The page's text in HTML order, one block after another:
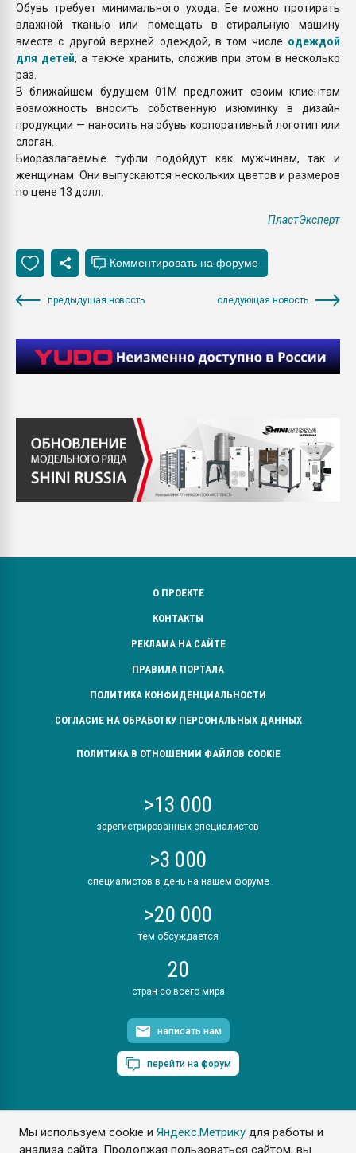
Мы используем cookie иЯндекс.Метрику для работы и
анализа сайта. Продолжая пользоваться сайтом, вы
Обувь требует минимального ухода. Ее можно протирать
влажной тканью или помещать в стиральную машину
вместе с другой верхней одеждой, в том числе одеждой
для детей, а также хранить, сложив при этом в несколько
раз.
В ближайшем будущем 01М предложит своим клиентам
возможность вносить собственную изюминку в дизайн
продукции — наносить на обувь корпоративный логотип или
слоган.
Биоразлагаемые туфли подойдут как мужчинам, так и
женщинам. Они выпускаются нескольких цветов и размеров
по цене 13 долл.
ПластЭксперт
предыдущая новость следующая новость
О ПРОЕКТЕ
КОНТАКТЫ
РЕКЛАМА НА САЙТЕ
ПРАВИЛА ПОРТАЛА
ПОЛИТИКА КОНФИДЕНЦИАЛЬНОСТИ
СОГЛАСИЕ НА ОБРАБОТКУ ПЕРСОНАЛЬНЫХ ДАННЫХ
ПОЛИТИКА В ОТНОШЕНИИ ФАЙЛОВ COOKIE
>13 000
зарегистрированных специалистов
>3 000
специалистов в день на нашем форуме
>20 000
тем обсуждается
20
стран со всего мира
написать нам
перейти на форум
ПластЭксперт © 2006. Все права защищены
Разрешается копирование материалов сайта с обязательной